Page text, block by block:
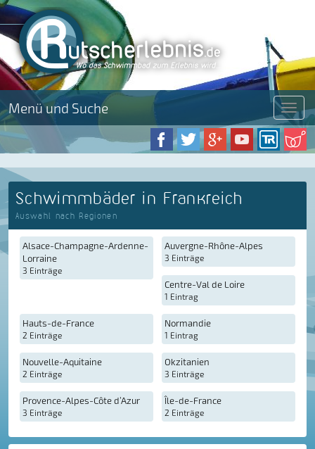
Menü und Suche Menü
Schwimmbäder in Frankreich
Auswahl nach Regionen
Alsace-Champagne-Ardenne-
Lorraine
3 Einträge
Auvergne-Rhône-Alpes
3 Einträge
Centre-Val de Loire
1 Eintrag
Hauts-de-France
2 Einträge
Normandie
1 Eintrag
Nouvelle-Aquitaine
2 Einträge
Okzitanien
3 Einträge
Provence-Alpes-Côte d’Azur
3 Einträge
Île-de-France
2 Einträge